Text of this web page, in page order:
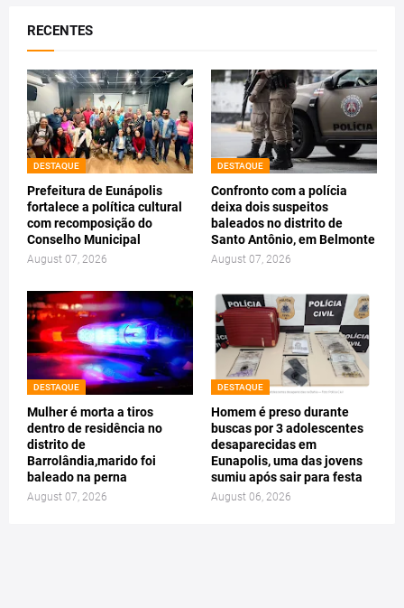
RECENTES
DESTAQUE
Prefeitura de Eunápolis
fortalece a política cultural
com recomposição do
Conselho Municipal
August 07, 2026
DESTAQUE
Confronto com a polícia
deixa dois suspeitos
baleados no distrito de
Santo Antônio, em Belmonte
August 07, 2026
DESTAQUE
Mulher é morta a tiros
dentro de residência no
distrito de
Barrolândia,marido foi
baleado na perna
August 07, 2026
DESTAQUE
Homem é preso durante
buscas por 3 adolescentes
desaparecidas em
Eunapolis, uma das jovens
sumiu após sair para festa
August 06, 2026